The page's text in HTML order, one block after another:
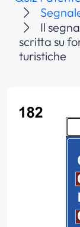
Il
scritta su
turistiche